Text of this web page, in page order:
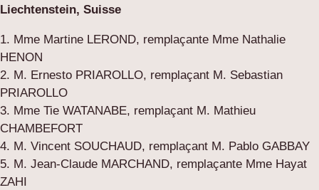
Liechtenstein, Suisse
1. Mme Martine LEROND, remplaçante Mme Nathalie
HENON
2. M. Ernesto PRIAROLLO, remplaçant M. Sebastian
PRIAROLLO
3. Mme Tie WATANABE, remplaçant M. Mathieu
CHAMBEFORT
4. M. Vincent SOUCHAUD, remplaçant M. Pablo GABBAY
5. M. Jean-Claude MARCHAND, remplaçante Mme Hayat
ZAHI